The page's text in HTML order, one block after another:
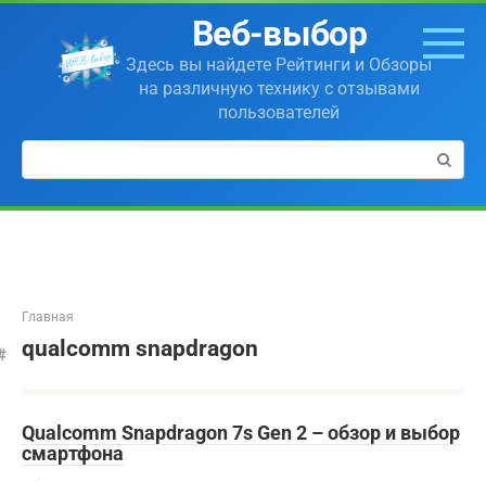
Перейти
контенту
Веб-выбор
Здесь вы найдете Рейтинги и Обзоры
на различную технику с отзывами
пользователей
Поиск:
Главная
qualcomm snapdragon
Qualcomm Snapdragon 7s Gen 2 – обзор и выбор
смартфона